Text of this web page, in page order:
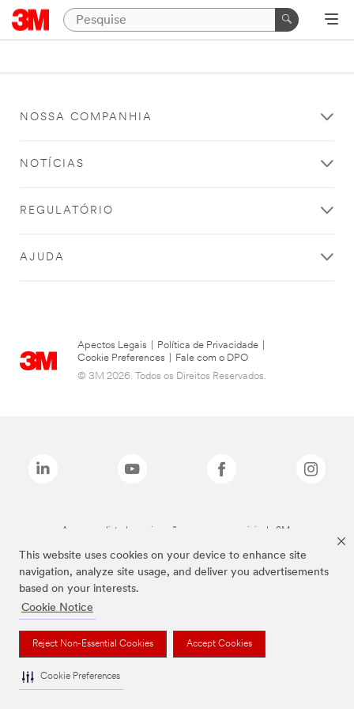
This website uses cookies on your device to enhance site
navigation, analyze site usage, and deliver you advertisements
based on your interests.
Cookie Notice
Reject Non-Essential Cookies Accept Cookies
Cookie Preferences
NOSSA COMPANHIA
NOTÍCIAS
REGULATÓRIO
AJUDA
Apectos Legais Política de Privacidade
Cookie Preferences
Fale com o DPO
© 3M 2026. Todos os Direitos Reservados.
As marcas listadas a cima são marcas comerciais da 3M.